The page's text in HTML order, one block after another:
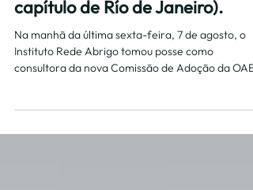
(Orden de Abogados de Brasil,
capítulo de Río de Janeiro).
Na manhã da última sexta-feira, 7 de agosto, o
RJ.